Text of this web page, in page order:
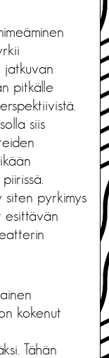
jatkuvan
pitkälle
siis
siten pyrkimys
esittävän
kokenut
Tähän